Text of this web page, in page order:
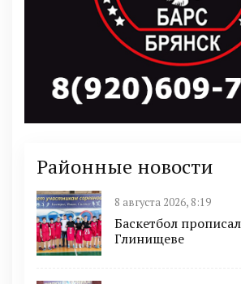
Районные новости
8 августа 2026, 8:19
Баскетбол
Глинищеве